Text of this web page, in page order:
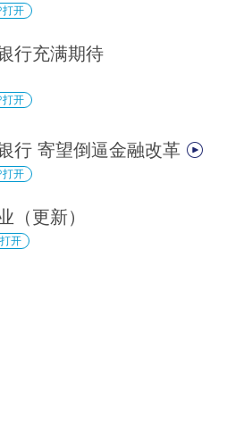
打开
行充满期待
打开
行 寄望倒逼金融改革
打开
（更新）
开